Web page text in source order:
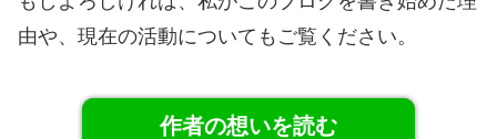
由や、現在の活動についてもご覧ください。
作者の想いを読む